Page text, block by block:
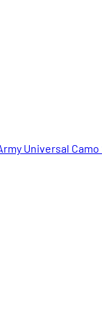
Universal Camo